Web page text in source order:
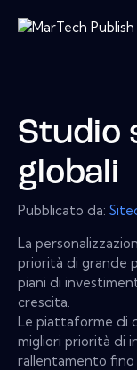
Studio
globali
Pubblicato da:
La
priorità di grande
piani di
crescita.
Le piattaforme di
migliori priorità di
rallentamento fino